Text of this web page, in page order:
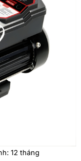
12 tháng